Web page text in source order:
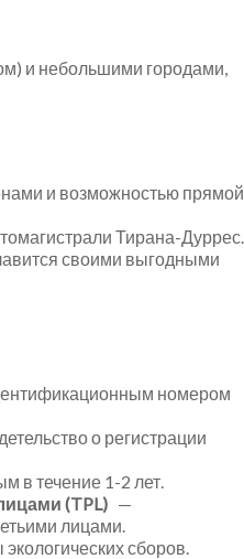
и небольшими городами,
и возможностью прямой
Тирана-Дуррес.
своими выгодными
номером
о регистрации
в течение 1-2 лет.
(TPL) —
лицами.
сборов.